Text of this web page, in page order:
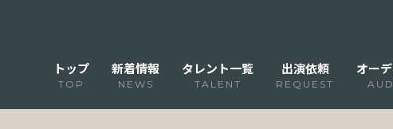
トップ
TOP
新着情報
NEWS
タレント一覧
TALENT
出演依頼
REQUEST
オー